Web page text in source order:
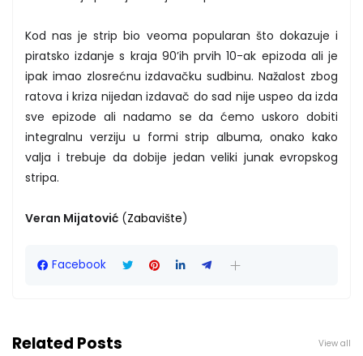
Kod nas je strip bio veoma popularan što dokazuje i
piratsko izdanje s kraja 90’ih prvih 10-ak epizoda ali je
ipak imao zlosrećnu izdavačku sudbinu. Nažalost zbog
ratova i kriza nijedan izdavač do sad nije uspeo da izda
sve epizode ali nadamo se da ćemo uskoro dobiti
integralnu verziju u formi strip albuma, onako kako
valja i trebuje da dobije jedan veliki junak evropskog
stripa.
Veran Mijatović (Zabavište)
Facebook
Related Posts View all